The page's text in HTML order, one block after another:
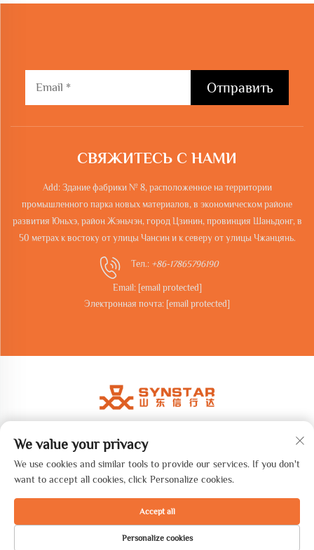
Отправить
СВЯЖИТЕСЬ С НАМИ
Add: Здание фабрики № 8, расположенное на территории
промышленного парка новых материалов, в экономическом районе
развития Юньхэ, район Жэньчэн, город Цзинин, провинция Шаньдонг, в
50 метрах к востоку от улицы Чансин и к северу от улицы Чжанцянь.
Тел.: +86-17865796190
Email: [email protected]
Электронная почта: [email protected]
Авторские права © 2026 Shandong synstar Intelligent Technology
We value your privacy
We use cookies and similar tools to provide our services. If you don't
want to accept all cookies, click Personalize cookies.
Personalize cookies
Accept all